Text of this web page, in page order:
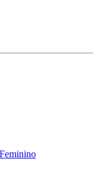
Feminino